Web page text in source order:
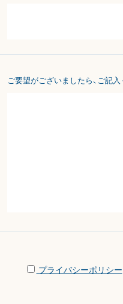
ご要望がございましたら、ご記入
プライバシーポリシー